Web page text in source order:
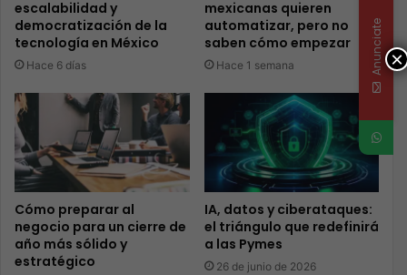
escalabilidad y
democratización de la
tecnología en México
Hace 6 días
mexicanas quieren
automatizar, pero no
saben cómo empezar
Hace 1 semana
Cómo preparar al
negocio para un cierre de
año más sólido y
estratégico
IA, datos y ciberataques:
el triángulo que redefinirá
a las Pymes
26 de junio de 2026
×
Anunciate